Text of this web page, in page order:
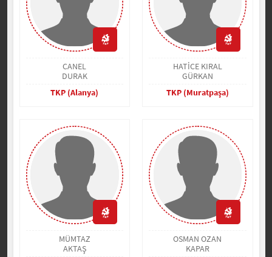
CANEL
DURAK
TKP (Alanya)
HATİCE KIRAL
GÜRKAN
TKP (Muratpaşa)
MÜMTAZ
AKTAŞ
OSMAN OZAN
KAPAR